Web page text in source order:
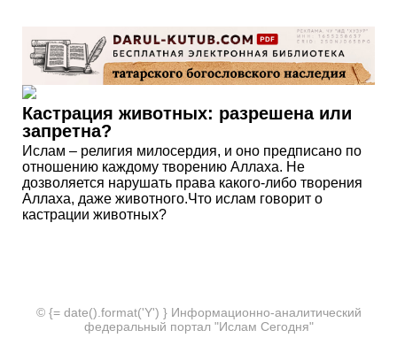
Кастрация животных: разрешена или
запретна?
Ислам – религия милосердия, и оно предписано по
отношению каждому творению Аллаха. Не
дозволяется нарушать права какого-либо творения
Аллаха, даже животного.Что ислам говорит о
кастрации животных?
© {= date().format('Y') } Информационно-аналитический
федеральный портал "Ислам Сегодня"